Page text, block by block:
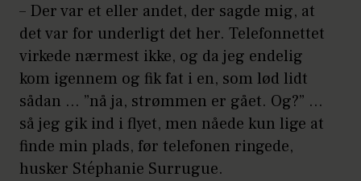
– Der var et eller andet, der sagde mig, at
det var for underligt det her. Telefonnettet
virkede nærmest ikke, og da jeg endelig
kom igennem og fik fat i en, som lød lidt
sådan ... ”nå ja, strømmen er gået. Og?” …
så jeg gik ind i flyet, men nåede kun lige at
finde min plads, før telefonen ringede,
husker Stéphanie Surrugue.